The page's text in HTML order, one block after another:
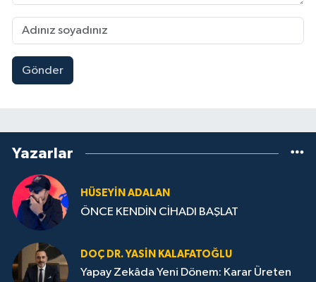
Gönder
Yazarlar
HÜSEYIN ADALAN
ÖNCE KENDİN CİHADI BAŞLAT
DOÇ DR. YASIN KALAFATOĞLU
Yapay Zekâda Yeni Dönem: Karar Üreten